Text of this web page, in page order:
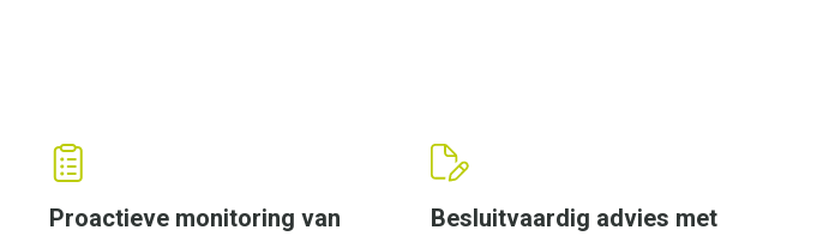
Proactieve monitoring van
Besluitvaardig advies met